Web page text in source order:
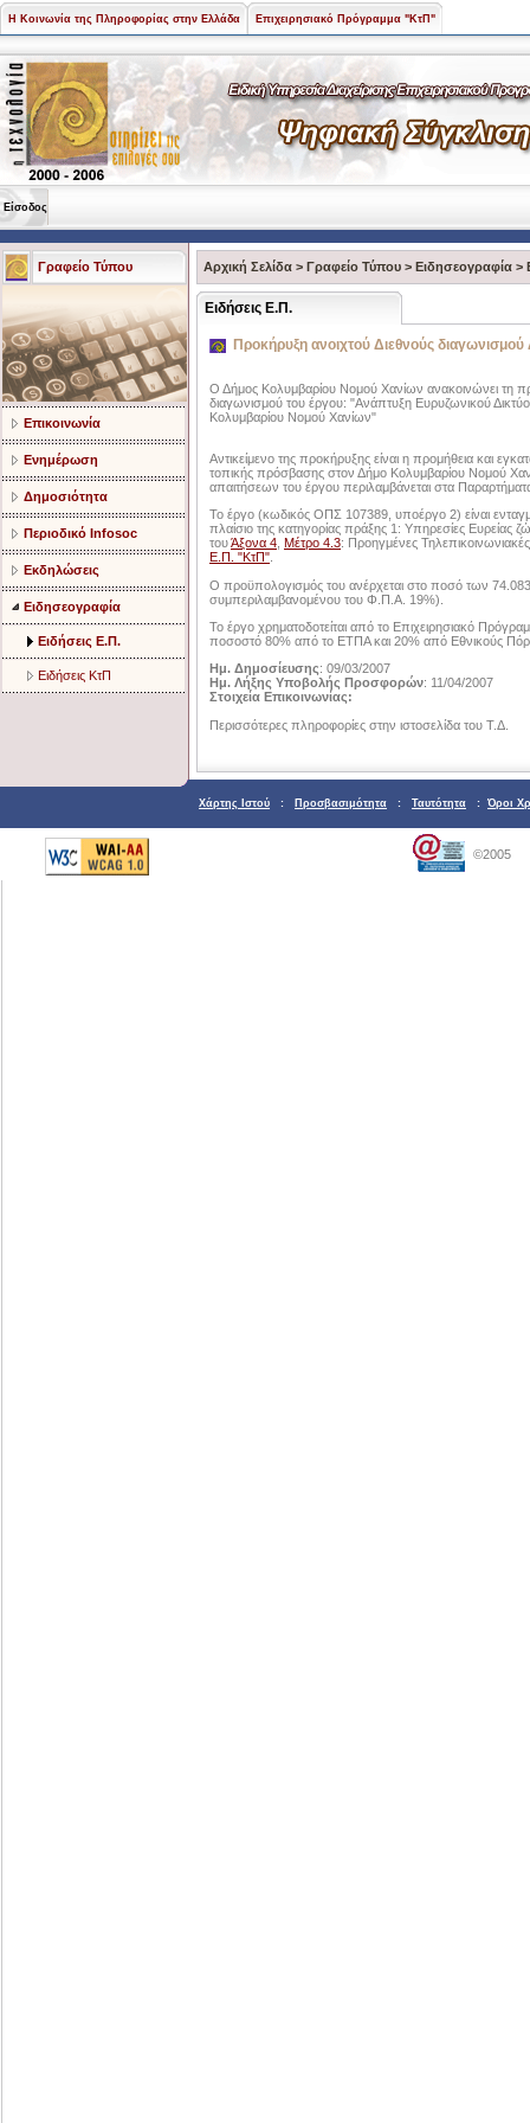
Η Κοινωνία της Πληροφορίας στην Ελλάδα Επιχειρησιακό Πρόγραμμα "ΚτΠ"
Είσοδος
Γραφείο Τύπου
Επικοινωνία
Ενημέρωση
Δημοσιότητα
Περιοδικό Infosoc
Εκδηλώσεις
Ειδησεογραφία
Ειδήσεις Ε.Π.
Ειδήσεις ΚτΠ
Αρχική Σελίδα > Γραφείο Τύπου > Ειδησεογραφία >
Ειδήσεις Ε.Π.
Προκήρυξη ανοιχτού Διεθνούς
Ο Δήμος Κολυμβαρίου Νομού Χανίων ανακοινώνει τη
διαγωνισμού του έργου: "Ανάπτυξη Ευρυζωνικού
Κολυμβαρίου Νομού Χανίων"
Αντικείμενο της προκήρυξης είναι η προμήθεια και
τοπικής πρόσβασης στον Δήμο Κολυμβαρίου Νομού
απαιτήσεων του έργου περιλαμβάνεται στα
Το έργο (κωδικός ΟΠΣ 107389, υποέργο 2) είναι
πλαίσιο της κατηγορίας πράξης 1: Υπηρεσίες Ευρείας
τουΆξονα 4 Μέτρο 4.3: Προηγμένες
Ε.Π. "ΚτΠ"
Ο προϋπολογισμός του ανέρχεται στο ποσό των
συμπεριλαμβανομένου του Φ.Π.Α. 19%).
Το έργο χρηματοδοτείται από το Επιχειρησιακό
ποσοστό 80% από το ΕΤΠΑ και 20% από Εθνικούς
Ημ. Δημοσίευσης: 09/03/2007
Ημ. Λήξης Υποβολής Προσφορών: 11/04/2007
Στοιχεία Επικοινωνίας:
Περισσότερες πληροφορίες στην ιστοσελίδα του Τ.Δ.
Χάρτης Ιστού : Προσβασιμότητα : Ταυτότητα : Όροι
©2005